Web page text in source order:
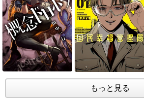
もっと見る